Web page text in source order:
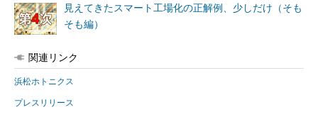
見えてきたスマート工場化の正解例、少しだけ（そも
そも編）
関連リンク
浜松ホトニクス
プレスリリース